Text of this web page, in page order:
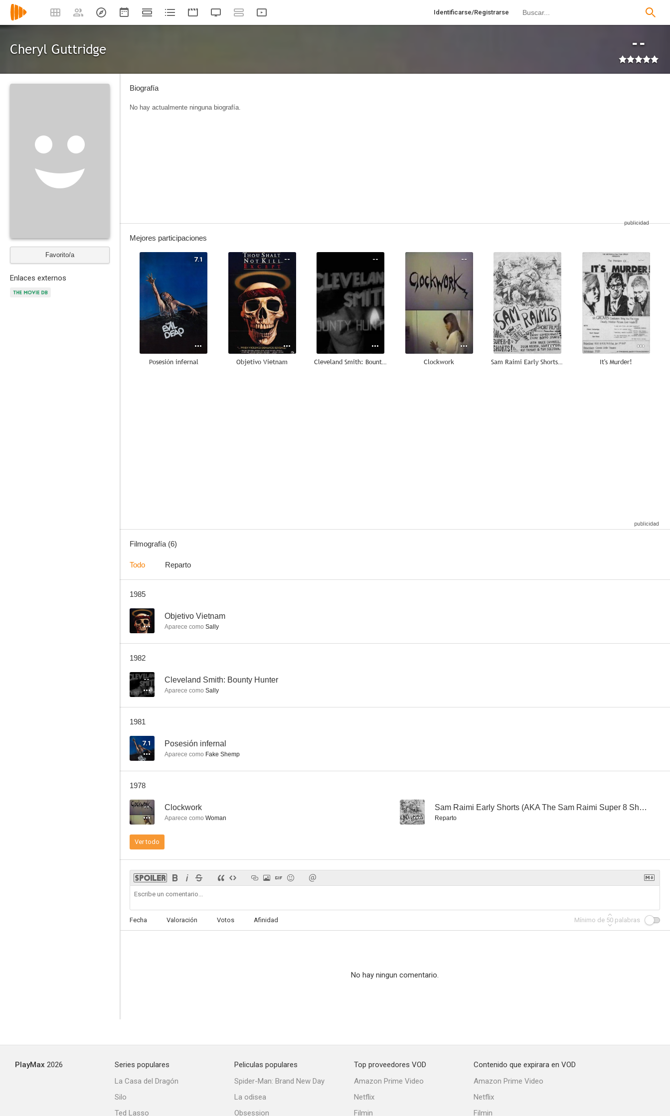
Identificarse/Registrarse
Cheryl Guttridge --
Favorito/a
Enlaces externos
Biografía
No hay actualmente ninguna biografía.
Mejores participaciones
7.1
Posesión infernal
--
Objetivo Vietnam
--
Cleveland Smith: Bounty Hunter
--
Clockwork
--
Sam Raimi Early Shorts (AKA The Sam Raimi Super 8 Shorts)
--
It's Murder!
Filmografía (6)
Todo Reparto
1985
-- Objetivo Vietnam
Aparece como Sally
1982
-- Cleveland Smith: Bounty Hunter
Aparece como Sally
1981
7.1 Posesión infernal
Aparece como Fake Shemp
1978
-- Clockwork
Aparece como Woman
-- Sam Raimi Early Shorts (AKA The Sam Raimi Super 8 Shorts)
Reparto
Ver todo
Fecha Valoración Votos Afinidad Mínimo de 50 palabras
No hay ningun comentario.
PlayMax 2026
Series populares
La Casa del Dragón
Silo
Ted Lasso
Peliculas populares
Spider-Man: Brand New Day
La odisea
Obsession
Top proveedores VOD
Amazon Prime Video
Netflix
Filmin
Contenido que expirara en VOD
Amazon Prime Video
Netflix
Filmin